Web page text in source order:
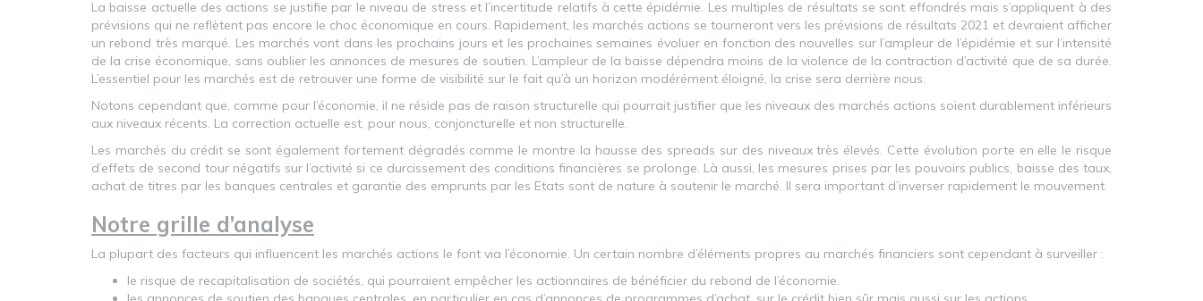
La baisse actuelle des actions se justifie par le niveau de stress et l’incertitude relatifs à cette épidémie. Les multiples de résultats se sont effondrés mais s’appliquent à des
prévisions qui ne reflètent pas encore le choc économique en cours. Rapidement, les marchés actions se tourneront vers les prévisions de résultats 2021 et devraient afficher
un rebond très marqué. Les marchés vont dans les prochains jours et les prochaines semaines évoluer en fonction des nouvelles sur l’ampleur de l’épidémie et sur l’intensité
de la crise économique, sans oublier les annonces de mesures de soutien. L’ampleur de la baisse dépendra moins de la violence de la contraction d’activité que de sa durée.
L’essentiel pour les marchés est de retrouver une forme de visibilité sur le fait qu’à un horizon modérément éloigné, la crise sera derrière nous.
Notons cependant que, comme pour l’économie, il ne réside pas de raison structurelle qui pourrait justifier que les niveaux des marchés actions soient durablement inférieurs
aux niveaux récents. La correction actuelle est, pour nous, conjoncturelle et non structurelle.
Les marchés du crédit se sont également fortement dégradés comme le montre la hausse des spreads sur des niveaux très élevés. Cette évolution porte en elle le risque
d’effets de second tour négatifs sur l’activité si ce durcissement des conditions financières se prolonge. Là aussi, les mesures prises par les pouvoirs publics, baisse des taux,
achat de titres par les banques centrales et garantie des emprunts par les Etats sont de nature à soutenir le marché. Il sera important d’inverser rapidement le mouvement.
Notre grille d’analyse
La plupart des facteurs qui influencent les marchés actions le font via l’économie. Un certain nombre d’éléments propres au marchés financiers sont cependant à surveiller :
le risque de recapitalisation de sociétés, qui pourraient empêcher les actionnaires de bénéficier du rebond de l’économie.